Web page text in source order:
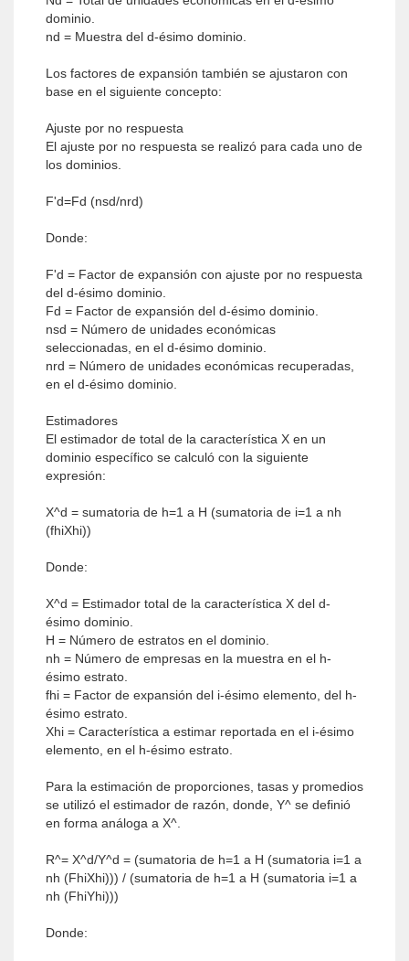
dominio.
nd = Muestra del d-ésimo dominio.
Los factores de expansión también se ajustaron con
base en el siguiente concepto:
Ajuste por no respuesta
El ajuste por no respuesta se realizó para cada uno de
los dominios.
F'd=Fd (nsd/nrd)
Donde:
F'd = Factor de expansión con ajuste por no respuesta
del d-ésimo dominio.
Fd = Factor de expansión del d-ésimo dominio.
nsd = Número de unidades económicas
seleccionadas, en el d-ésimo dominio.
nrd = Número de unidades económicas recuperadas,
en el d-ésimo dominio.
Estimadores
El estimador de total de la característica X en un
dominio específico se calculó con la siguiente
expresión:
X^d = sumatoria de h=1 a H (sumatoria de i=1 a nh
(fhiXhi))
Donde:
X^d = Estimador total de la característica X del d-
ésimo dominio.
H = Número de estratos en el dominio.
nh = Número de empresas en la muestra en el h-
ésimo estrato.
fhi = Factor de expansión del i-ésimo elemento, del h-
ésimo estrato.
Xhi = Característica a estimar reportada en el i-ésimo
elemento, en el h-ésimo estrato.
Para la estimación de proporciones, tasas y promedios
se utilizó el estimador de razón, donde, Y^ se definió
en forma análoga a X^.
R^= X^d/Y^d = (sumatoria de h=1 a H (sumatoria i=1 a
nh (FhiXhi))) / (sumatoria de h=1 a H (sumatoria i=1 a
nh (FhiYhi)))
Donde: